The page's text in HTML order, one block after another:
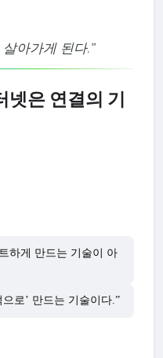
아가게 된다.”
은 연결의 기
하게 만드는 기술이 아
로’ 만드는 기술이다.”